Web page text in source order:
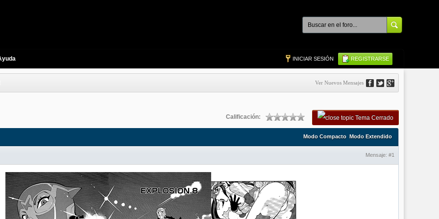
INICIAR SESIÓN REGISTRARSE
Ver Nuevos Mensajes
Tema Cerrado
Calificación:
Modo Compacto Modo Extendido
Mensaje: #1